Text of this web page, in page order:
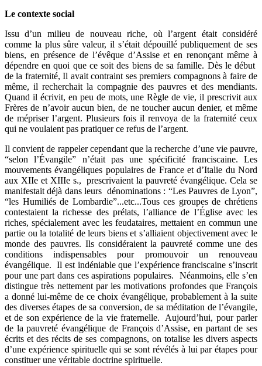
Le contexte social
Issu d’un milieu de nouveau riche, où l’argent était considéré
comme la plus sûre valeur, il s’était dépouillé publiquement de ses
biens, en présence de l’évêque d’Assise et en renonçant même à
dépendre en quoi que ce soit des biens de sa famille. Dès le début
de la fraternité, Il avait contraint ses premiers compagnons à faire de
même, il recherchait la compagnie des pauvres et des mendiants.
Quand il écrivit, en peu de mots, une Règle de vie, il prescrivit aux
Frères de n’avoir aucun bien, de ne toucher aucun denier, et même
de mépriser l’argent. Plusieurs fois il renvoya de la fraternité ceux
qui ne voulaient pas pratiquer ce refus de l’argent.
Il convient de rappeler cependant que la recherche d’une vie pauvre,
“selon l’Évangile” n’était pas une spécificité franciscaine. Les
mouvements évangéliques populaires de France et d’Italie du Nord
aux XIIe et XIIIe s., prescrivaient la pauvreté évangélique. Cela se
manifestait déjà dans leurs dénominations : “Les Pauvres de Lyon”,
“les Humiliés de Lombardie”...etc...Tous ces groupes de chrétiens
contestaient la richesse des prélats, l’alliance de l’Église avec les
riches, spécialement avec les feudataires, mettaient en commun une
partie ou la totalité de leurs biens et s’alliaient objectivement avec le
monde des pauvres. Ils considéraient la pauvreté comme une des
conditions indispensables pour promouvoir un renouveau
évangélique. Il est indéniable que l’expérience franciscaine s’inscrit
pour une part dans ces aspirations populaires. Néanmoins, elle s’en
distingue très nettement par les motivations profondes que François
a donné lui-même de ce choix évangélique, probablement à la suite
des diverses étapes de sa conversion, de sa méditation de l’évangile,
et de son expérience de la vie fraternelle. Aujourd’hui, pour parler
de la pauvreté évangélique de François d’Assise, en partant de ses
écrits et des récits de ses compagnons, on totalise les divers aspects
d’une expérience spirituelle qui se sont révélés à lui par étapes pour
constituer une véritable doctrine spirituelle.